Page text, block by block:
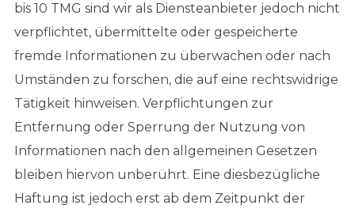
bis 10 TMG sind wir als Diensteanbieter jedoch nicht
verpflichtet, übermittelte oder gespeicherte
fremde Informationen zu überwachen oder nach
Umständen zu forschen, die auf eine rechtswidrige
Tätigkeit hinweisen. Verpflichtungen zur
Entfernung oder Sperrung der Nutzung von
Informationen nach den allgemeinen Gesetzen
bleiben hiervon unberührt. Eine diesbezügliche
Haftung ist jedoch erst ab dem Zeitpunkt der